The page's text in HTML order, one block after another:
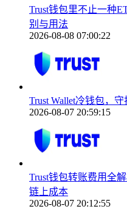
Trust钱包里不止一种
别与用法
2026-08-08 07:00:22
Trust Wallet冷钱包，
2026-08-07 20:59:15
Trust钱包转账费用全
链上成本
2026-08-07 20:12:55